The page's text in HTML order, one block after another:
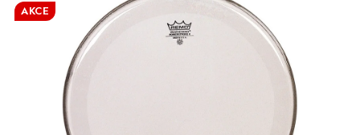
BICÍ
KYTAROVÉ PŘÍSLUŠENSTVÍ
AKCE